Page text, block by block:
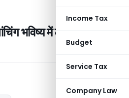
Income Tax
Budget
Service Tax
Company Law
भविष्य में लागू होने वाली